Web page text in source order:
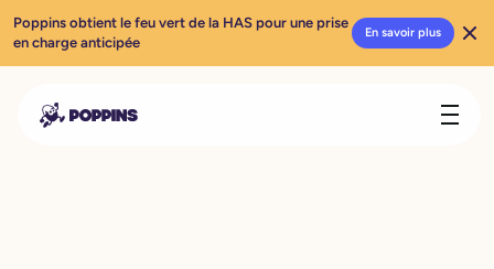
Poppins obtient le feu vert de la HAS pour une prise
en charge anticipée
En savoir plus